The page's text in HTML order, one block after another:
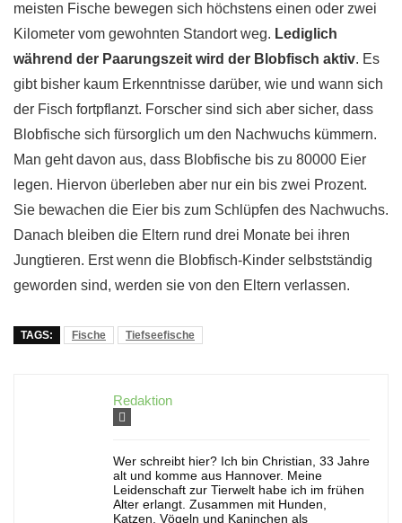
meisten Fische bewegen sich höchstens einen oder zwei
Kilometer vom gewohnten Standort weg. Lediglich
während der Paarungszeit wird der Blobfisch aktiv. Es
gibt bisher kaum Erkenntnisse darüber, wie und wann sich
der Fisch fortpflanzt. Forscher sind sich aber sicher, dass
Blobfische sich fürsorglich um den Nachwuchs kümmern.
Man geht davon aus, dass Blobfische bis zu 80000 Eier
legen. Hiervon überleben aber nur ein bis zwei Prozent.
Sie bewachen die Eier bis zum Schlüpfen des Nachwuchs.
Danach bleiben die Eltern rund drei Monate bei ihren
Jungtieren. Erst wenn die Blobfisch-Kinder selbstständig
geworden sind, werden sie von den Eltern verlassen.
TAGS: Fische Tiefseefische
Redaktion
Wer schreibt hier? Ich bin Christian, 33 Jahre
alt und komme aus Hannover. Meine
Leidenschaft zur Tierwelt habe ich im frühen
Alter erlangt. Zusammen mit Hunden,
Katzen, Vögeln und Kaninchen als